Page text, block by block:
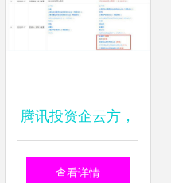
腾讯投资企云方，
持股13.75%加码企
查看详情